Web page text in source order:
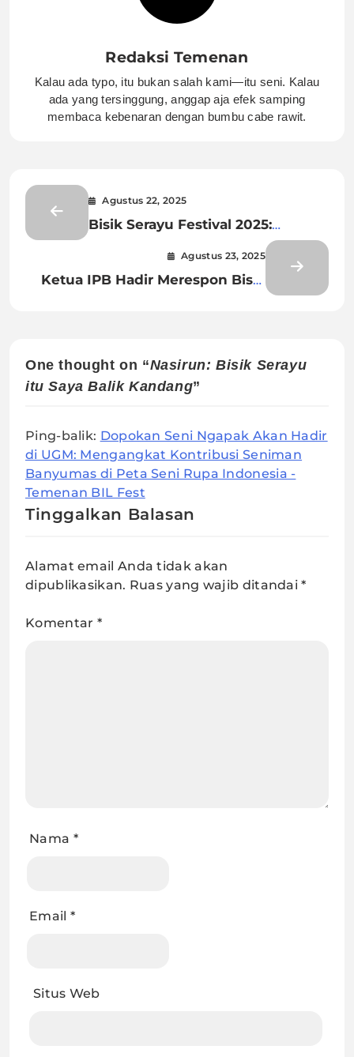
Redaksi Temenan
Kalau ada typo, itu bukan salah kami—itu seni. Kalau
ada yang tersinggung, anggap aja efek samping
membaca kebenaran dengan bumbu cabe rawit.
Agustus 22, 2025
Bisik Serayu Festival 2025:
Festival Budaya Banyumas yang
Merawat Sungai dan Tradisi
Agustus 23, 2025
Ketua IPB Hadir Merespon Bisik
One thought on “Nasirun: Bisik Serayu
itu Saya Balik Kandang”
Ping-balik: Dopokan Seni Ngapak Akan Hadir
di UGM: Mengangkat Kontribusi Seniman
Banyumas di Peta Seni Rupa Indonesia -
Temenan BIL Fest
Tinggalkan Balasan
Alamat email Anda tidak akan
dipublikasikan. Ruas yang wajib ditandai*
Komentar *
Nama *
Email *
Situs Web